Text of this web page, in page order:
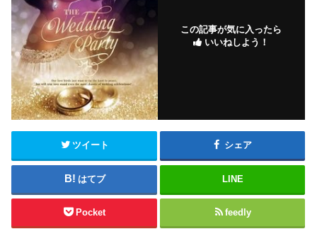
この記事が気に入ったら
いいねしよう！
ツイート シェア
はてブ LINE
Pocket feedly